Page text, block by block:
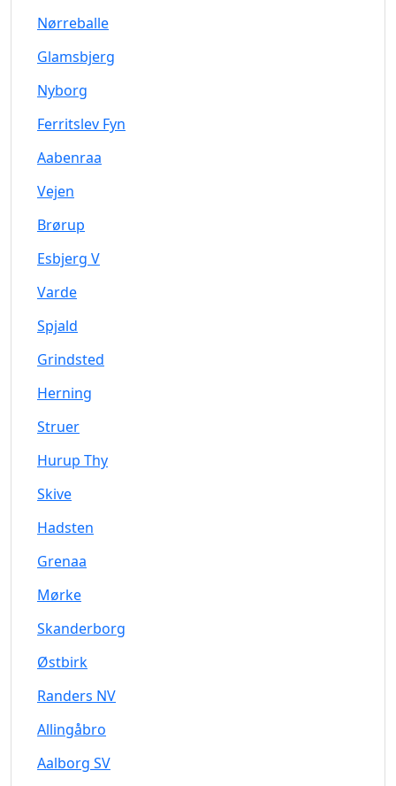
Nørreballe
Glamsbjerg
Nyborg
Ferritslev Fyn
Aabenraa
Vejen
Brørup
Esbjerg V
Varde
Spjald
Grindsted
Herning
Struer
Hurup Thy
Skive
Hadsten
Grenaa
Mørke
Skanderborg
Østbirk
Randers NV
Allingåbro
Aalborg SV